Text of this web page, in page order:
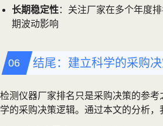
长期稳定性：关注厂家在多个年度
期波动影响
结尾：建立科学的采购
检测仪器厂家排名只是采购决策的参
学的采购决策逻辑。通过本文的分析，